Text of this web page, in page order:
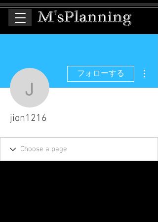
jion1216
フォローする
jion1216